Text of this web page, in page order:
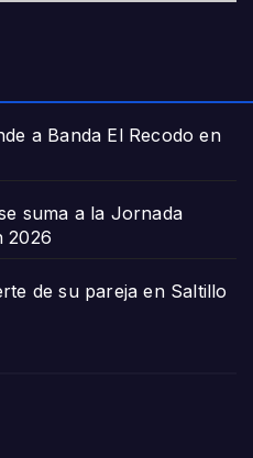
a Banda El Recodo en
suma a la Jornada
2026
de su pareja en Saltillo